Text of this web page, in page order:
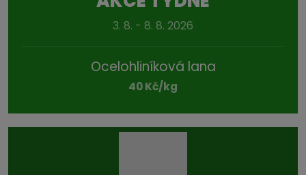
3. 8. - 8. 8. 2026
Ocelohliníková lana
40 Kč/kg